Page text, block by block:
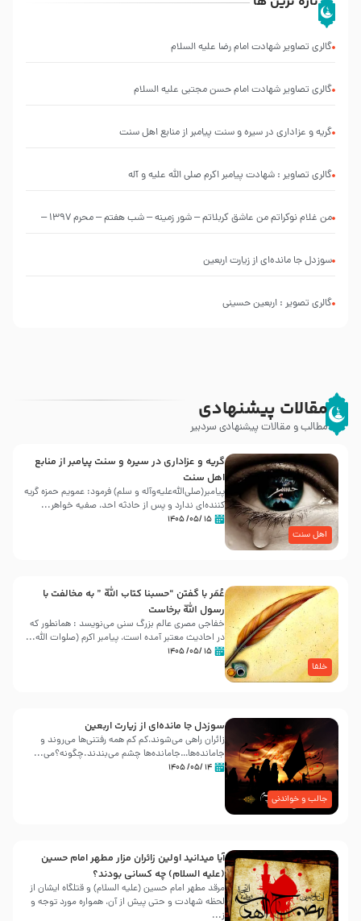
گالری تصاویر شهادت امام رضا علیه السلام
گالری تصاویر شهادت امام حسن مجتبی علیه السلام
گریه و عزاداری در سیره و سنت پیامبر از منابع اهل سنت
گالری تصاویر : شهادت پیامبر اکرم صلی الله علیه و آله
من غلام نوکراتم من عاشق کربلاتم – شور زمینه – شب هفتم – محرم 1397 –
سوزدل جا مانده‌ای از زیارت اربعین
گالری تصویر : اربعین حسینی
مقالات پیشنهادی
مطالب و مقالات پیشنهادی سردبیر
اهل سنت
گریه و عزاداری در سیره و سنت پیامبر از منابع
اهل سنت
پیامبر(صلی‌الله‌علیه‌وآله و سلم) فرمود: عمویم حمزه گریه
کننده‌ای ندارد و پس از حادثه احد، صفیه خواهر...
۱۵ /۰۵/ ۱۴۰۵
خلفا
عُمَر با گفتن “حسبنا كتاب اللّه ” به مخالفت با
رسول اللّه برخاست
خفاجی مصری عالم بزرگ سنی می‌نویسد : همانطور که
در احادیث معتبر آمده است، پیامبر اکرم (صلوات اللّه...
۱۵ /۰۵/ ۱۴۰۵
جالب و خواندنی
سوزدل جا مانده‌ای از زیارت اربعین
زائران راهی می‌شوند،کم‌ کم همه رفتنی‌ها می‌روند و
جامانده‌ها…جامانده‌ها چشم می‌بندند.چگونه؟می‌...
۱۴ /۰۵/ ۱۴۰۵
آیا میدانید اولین زائران مزار مطهر امام حسین
(علیه السلام) چه کسانی بودند؟
مرقد مطهر امام حسین (علیه السلام) و قتلگاه ایشان از
لحظه شهادت و حتی پیش از آن، همواره مورد توجه و
ز...